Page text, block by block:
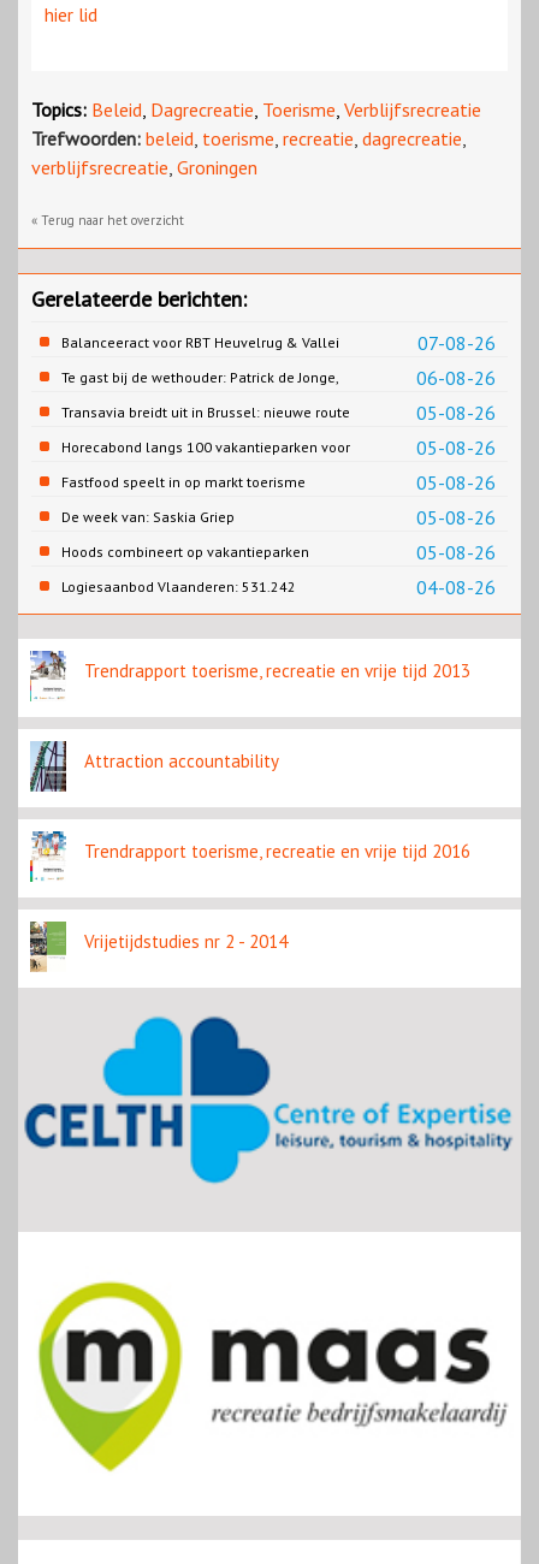
hier lid
Topics: Beleid Dagrecreatie Toerisme Verblijfsrecreatie
Trefwoorden: beleid toerisme recreatie dagrecreatie
verblijfsrecreatie Groningen
« Terug naar het overzicht
Gerelateerde berichten:
07-08-26
Balanceeract voor RBT Heuvelrug & Vallei
06-08-26
Te gast bij de wethouder: Patrick de Jonge,
Gemeente Emmen
05-08-26
Transavia breidt uit in Brussel: nieuwe route
naar Porto
05-08-26
Horecabond langs 100 vakantieparken voor
Cao-recreatie
05-08-26
Fastfood speelt in op markt toerisme
05-08-26
De week van: Saskia Griep
05-08-26
Hoods combineert op vakantieparken
recreatie en wonen
04-08-26
Logiesaanbod Vlaanderen: 531.242
slaapplaatsen
Trendrapport toerisme, recreatie en vrije tijd 2013
Attraction accountability
Trendrapport toerisme, recreatie en vrije tijd 2016
Vrijetijdstudies nr 2 - 2014